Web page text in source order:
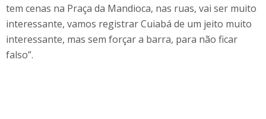
tem cenas na Praça da Mandioca, nas ruas, vai ser muito
interessante, vamos registrar Cuiabá de um jeito muito
interessante, mas sem forçar a barra, para não ficar
falso”.